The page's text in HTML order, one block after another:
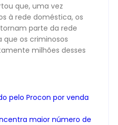
que, uma vez
à rede doméstica, os
parte da rede
que os criminosos
milhões desses
pelo Procon por venda
maior número de